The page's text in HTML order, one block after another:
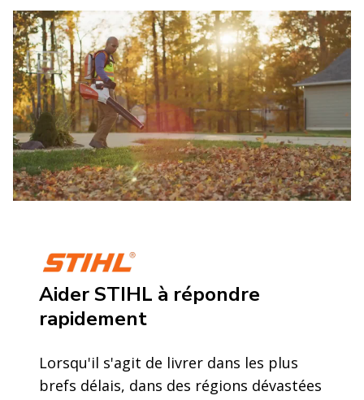
Aider STIHL à répondre
rapidement
Lorsqu'il s'agit de livrer dans les plus
brefs délais, dans des régions dévastées